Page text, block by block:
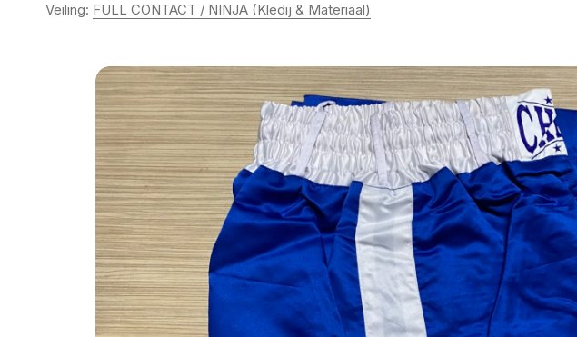
Veiling: FULL CONTACT / NINJA (Kledij & Materiaal)